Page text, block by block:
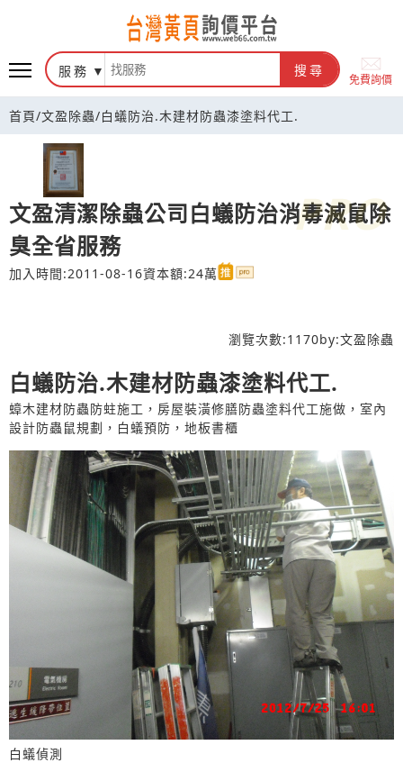
台灣黃頁詢價平台
服務 搜尋
免費詢價
首頁/文盈除蟲/白蟻防治.木建材防蟲漆塗料代工.
文盈清潔除蟲公司白蟻防治消毒滅鼠除
臭全省服務
加入時間:2011-08-16資本額:24萬
瀏覽次數:1170by:文盈除蟲
白蟻防治.木建材防蟲漆塗料代工.
蟑木建材防蟲防蛀施工，房屋裝潢修膳防蟲塗料代工施做，室內
設計防蟲鼠規劃，白蟻預防，地板書櫃
白蟻偵測